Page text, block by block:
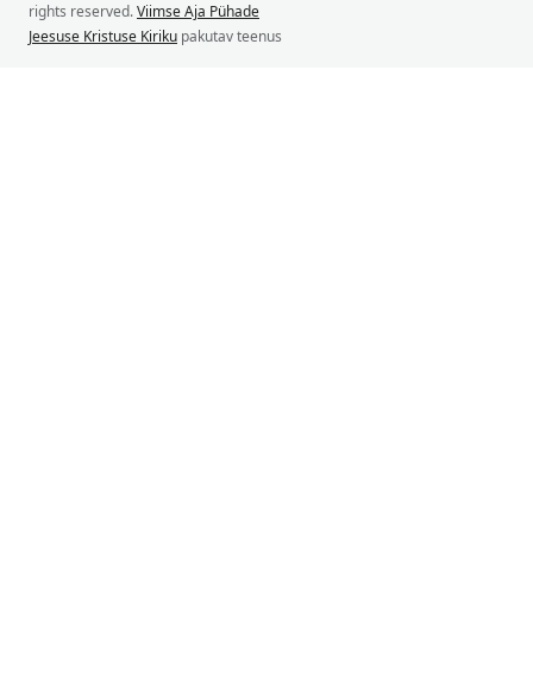
rights reserved.Viimse Aja Pühade
Jeesuse Kristuse Kiriku pakutav teenus